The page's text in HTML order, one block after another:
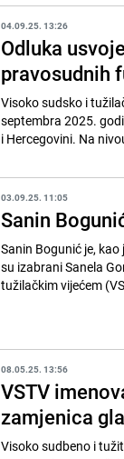
04.09.25. 13:26
Odluka
pravosudnih
Visoko sudsko i
septembra 2025.
i Hercegovini. Na
03.09.25. 11:05
Sanin
Sanin Bogunić je,
su izabrani Sanela
tužilačkim vijećem
08.05.25. 13:56
VSTV
zamjenica
Visoko sudbeno i